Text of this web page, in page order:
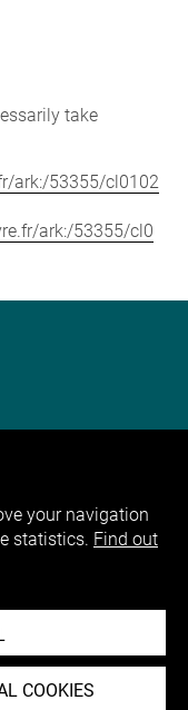
take
ark:/53355/cl0102
ark:/53355/cl0
your navigation
statistics. Find out
COOKIES